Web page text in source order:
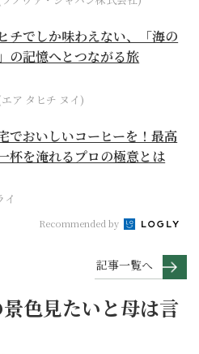
チでしか味わえない、「海の
の記憶へとつながる旅
ア タヒチ ヌイ)
でおいしいコーヒーを！最高
杯を淹れるプロの極意とは
イ
Recommended by
記事一覧へ
色見たいと母は言